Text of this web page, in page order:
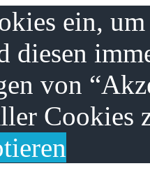
ein,
diesen
von
Cookies